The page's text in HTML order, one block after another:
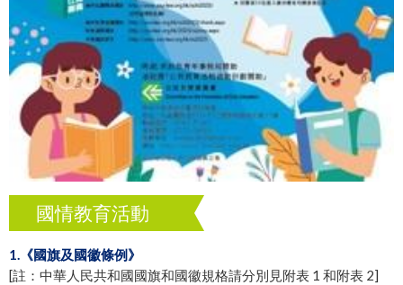
國情教育活動
1.《國旗及國徽條例》
[註：中華人民共和國國旗和國徽規格請分別見附表 1 和附表 2]